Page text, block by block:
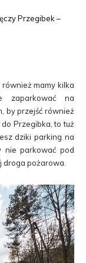
Przegibek –
mamy kilka
zaparkować na
by przejść również
Przegibka, to tuż
dziki parking na
nie parkować pod
droga pożarowa.